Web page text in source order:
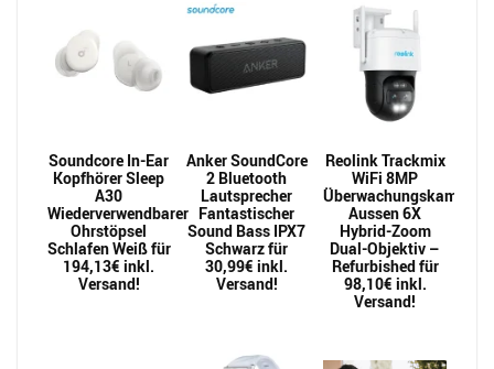
Soundcore In-Ear
Kopfhörer Sleep
A30
Wiederverwendbarer
Ohrstöpsel
Schlafen Weiß für
194,13€ inkl.
Versand!
Anker SoundCore
2 Bluetooth
Lautsprecher
Fantastischer
Sound Bass IPX7
Schwarz für
30,99€ inkl.
Versand!
Reolink Trackmix
WiFi 8MP
Überwachungskamera
Aussen 6X
Hybrid-Zoom
Dual-Objektiv –
Refurbished für
98,10€ inkl.
Versand!